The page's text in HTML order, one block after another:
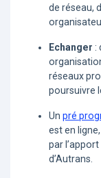
de réseau,
Echanger :
réseaux
poursuivre
Un pré
est en
par
d’Autrans.